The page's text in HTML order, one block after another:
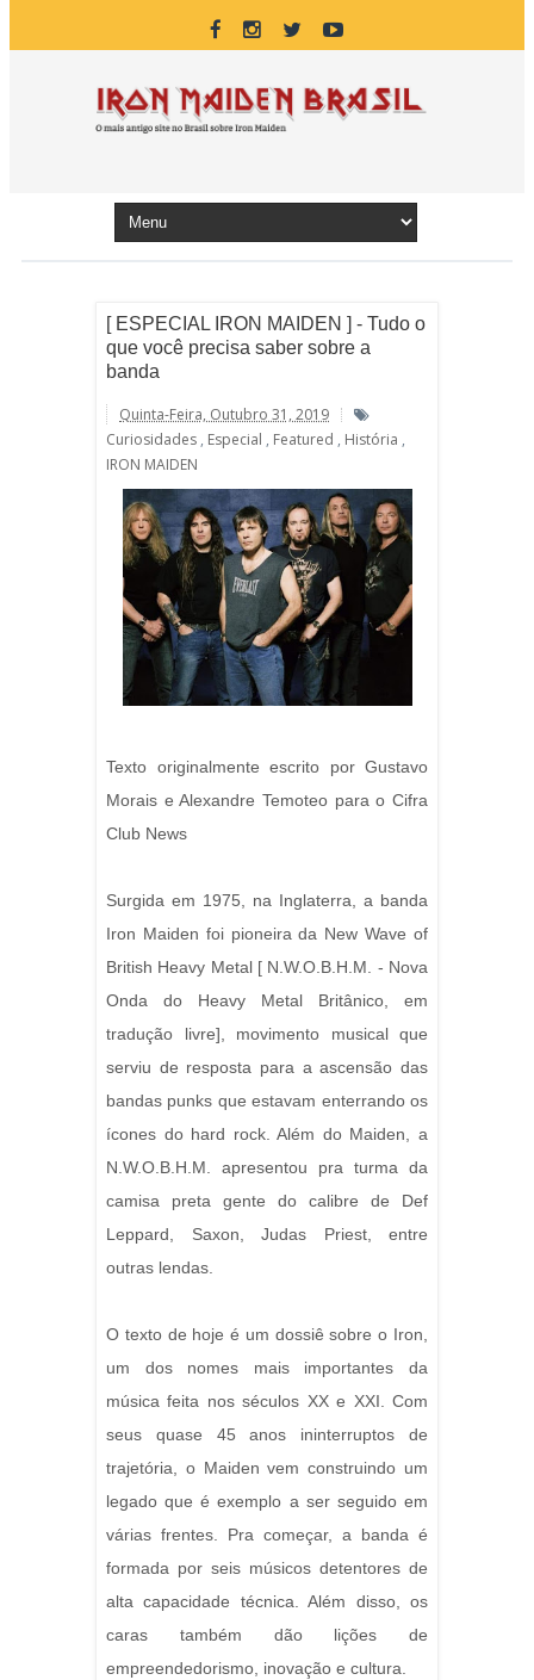
[ ESPECIAL IRON MAIDEN ] - Tudo o
que você precisa saber sobre a
banda
Quinta-Feira, Outubro 31, 2019
Curiosidades , Especial , Featured , História ,
IRON MAIDEN
Texto originalmente escrito por Gustavo
Morais e Alexandre Temoteo para o Cifra
Club News
Surgida em 1975, na Inglaterra, a banda
Iron Maiden foi pioneira da New Wave of
British Heavy Metal [ N.W.O.B.H.M. - Nova
Onda do Heavy Metal Britânico, em
tradução livre], movimento musical que
serviu de resposta para a ascensão das
bandas punks que estavam enterrando os
ícones do hard rock. Além do Maiden, a
N.W.O.B.H.M. apresentou pra turma da
camisa preta gente do calibre de Def
Leppard, Saxon, Judas Priest, entre
outras lendas.
O texto de hoje é um dossiê sobre o Iron,
um dos nomes mais importantes da
música feita nos séculos XX e XXI. Com
seus quase 45 anos ininterruptos de
trajetória, o Maiden vem construindo um
legado que é exemplo a ser seguido em
várias frentes. Pra começar, a banda é
formada por seis músicos detentores de
alta capacidade técnica. Além disso, os
caras também dão lições de
empreendedorismo, inovação e cultura.